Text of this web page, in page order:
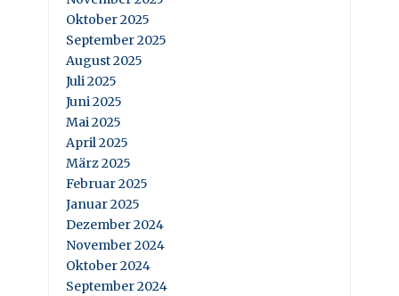
Oktober 2025
September 2025
August 2025
Juli 2025
Juni 2025
Mai 2025
April 2025
März 2025
Februar 2025
Januar 2025
Dezember 2024
November 2024
Oktober 2024
September 2024